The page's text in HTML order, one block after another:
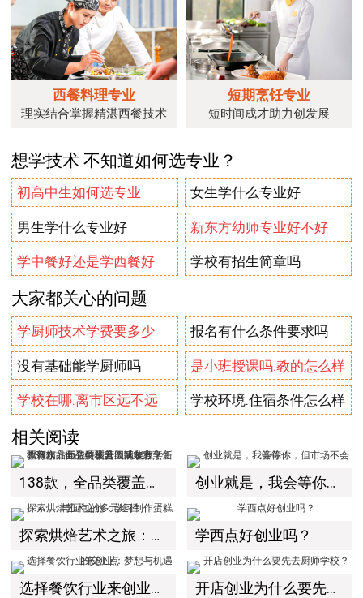
西餐料理专业
理实结合掌握精湛西餐技术
短期烹饪专业
短时间成才助力创发展
想学技术 不知道如何选专业？
初高中生如何选专业 女生学什么专业好
男生学什么专业好 新东方幼师专业好不好
学中餐好还是学西餐好 学校有招生简章吗
大家都关心的问题
学厨师技术学费要多少 报名有什么条件要求吗
没有基础能学厨师吗 是小班授课吗.教的怎么样
学校在哪.离市区远不远 学校环境.住宿条件怎么样
相关阅读
138款，全品类覆盖！新东方烹饪教育精品面包特训营圆满收官，新疆新东方师资硬核升级赋能教学！ 创业就是，我会等你，但市场不会等你！
探索烘焙艺术之旅：学习制作蛋糕与面包的多元途径 学西点好创业吗？
选择餐饮行业来创业：梦想与机遇的交汇点 开店创业为什么要先去厨师学校？